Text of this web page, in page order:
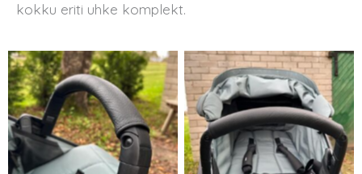
kokku eriti uhke komplekt.